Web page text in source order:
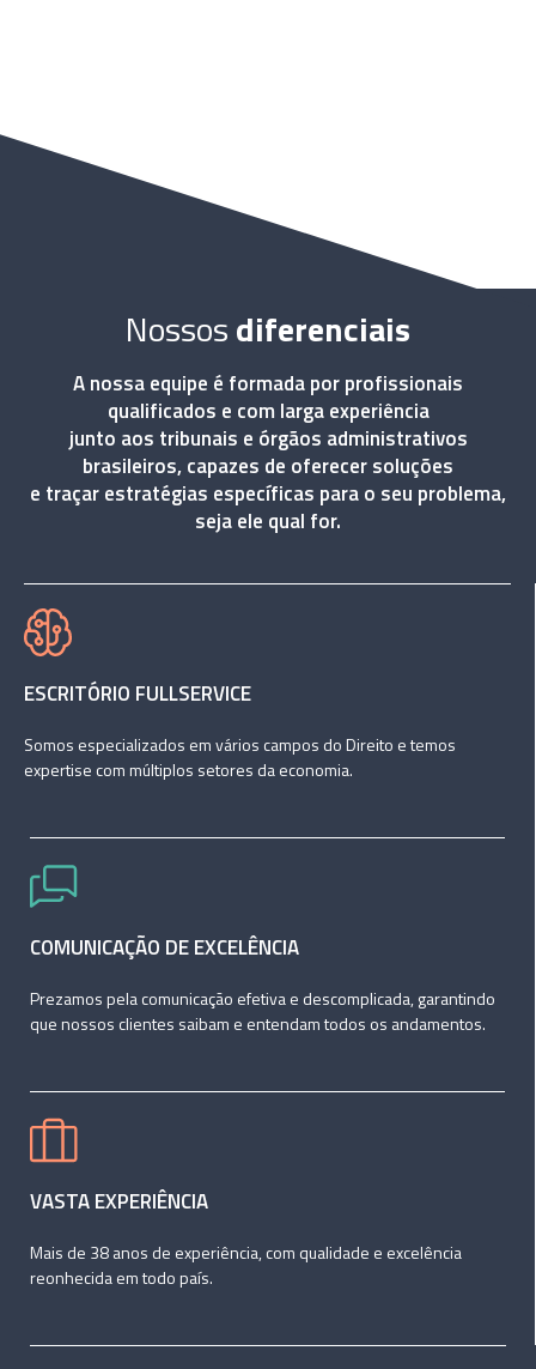
Nossosdiferenciais
A nossa equipe é formada por profissionais
qualificados e com larga experiência
junto aos tribunais e órgãos administrativos
brasileiros, capazes de oferecer soluções
e traçar estratégias específicas para o seu problema,
seja ele qual for.
ESCRITÓRIO FULLSERVICE
Somos especializados em vários campos do Direito e temos
expertise com múltiplos setores da economia.
COMUNICAÇÃO DE EXCELÊNCIA
Prezamos pela comunicação efetiva e descomplicada, garantindo
que nossos clientes saibam e entendam todos os andamentos.
VASTA EXPERIÊNCIA
Mais de 38 anos de experiência, com qualidade e excelência
reonhecida em todo país.